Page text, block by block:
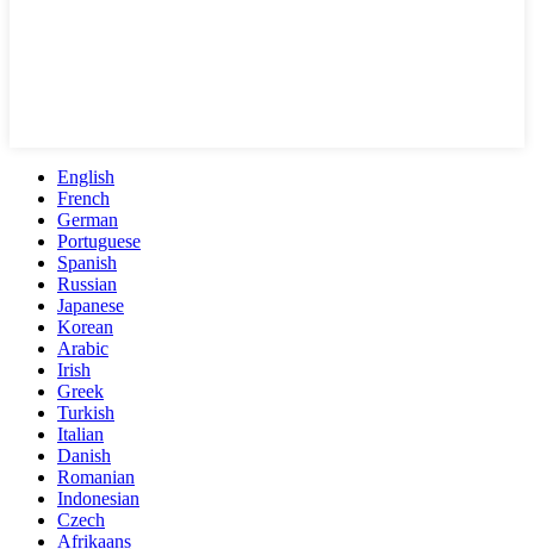
English
French
German
Portuguese
Spanish
Russian
Japanese
Korean
Arabic
Irish
Greek
Turkish
Italian
Danish
Romanian
Indonesian
Czech
Afrikaans